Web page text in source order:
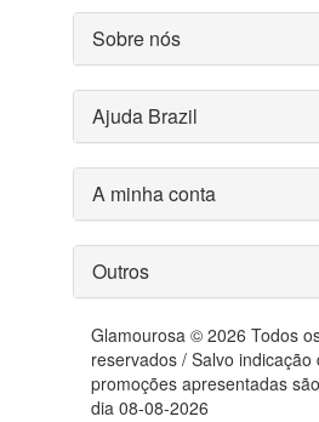
Sobre nós
Ajuda Brazil
A minha conta
Outros
Glamourosa © 2026 Todos
reservados / Salvo
promoções apresentadas
dia 08-08-2026